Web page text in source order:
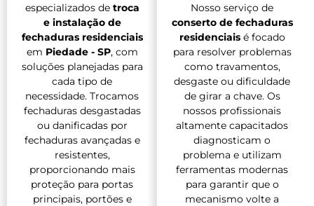
especializados de troca
e instalação de
fechaduras residenciais
em Piedade - SP, com
soluções planejadas para
cada tipo de
necessidade. Trocamos
fechaduras desgastadas
ou danificadas por
fechaduras avançadas e
resistentes,
proporcionando mais
proteção para portas
principais, portões e
Nosso serviço de
conserto de fechaduras
residenciaisé focado
para resolver problemas
como travamentos,
desgaste ou dificuldade
de girar a chave. Os
nossos profissionais
altamente capacitados
diagnosticam o
problema e utilizam
ferramentas modernas
para garantir que o
mecanismo volte a